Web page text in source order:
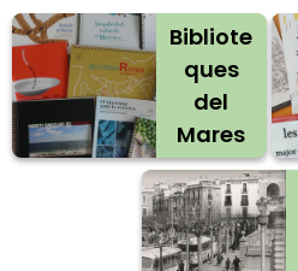
Bibliote
ques
del
Mares
me